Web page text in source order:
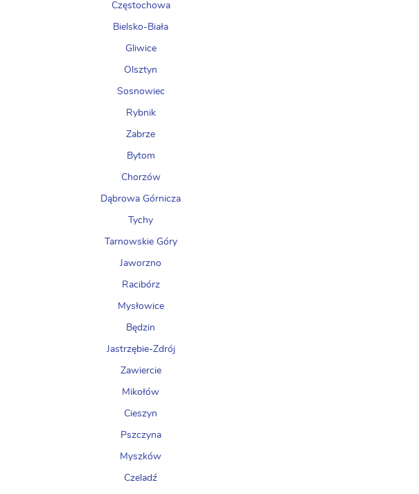
Częstochowa
Bielsko-Biała
Gliwice
Olsztyn
Sosnowiec
Rybnik
Zabrze
Bytom
Chorzów
Dąbrowa Górnicza
Tychy
Tarnowskie Góry
Jaworzno
Racibórz
Mysłowice
Będzin
Jastrzębie-Zdrój
Zawiercie
Mikołów
Cieszyn
Pszczyna
Myszków
Czeladź